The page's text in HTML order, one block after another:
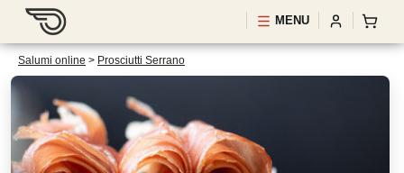
MENU
Salumi online > Prosciutti Serrano